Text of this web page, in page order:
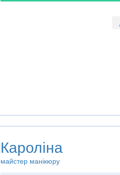
Кароліна
майстер манікюру